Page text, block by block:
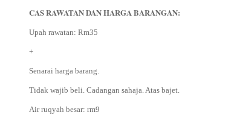
CAS RAWATAN DAN HARGA BARANGAN:
Upah rawatan: Rm35
+
Senarai harga barang.
Tidak wajib beli. Cadangan sahaja. Atas bajet.
Air ruqyah besar: rm9